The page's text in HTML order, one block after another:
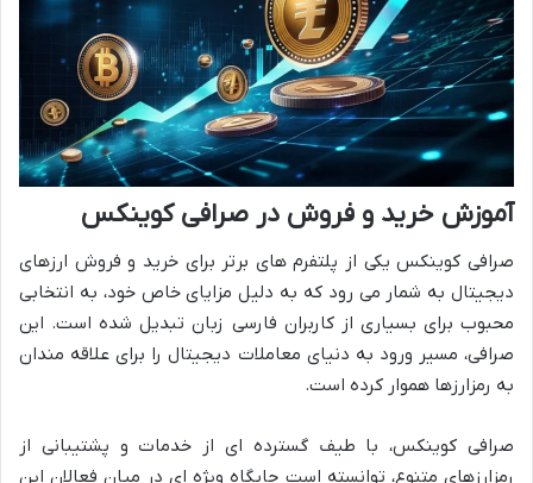
آموزش خرید و فروش در صرافی کوینکس
صرافی کوینکس یکی از پلتفرم های برتر برای خرید و فروش ارزهای
دیجیتال به شمار می رود که به دلیل مزایای خاص خود، به انتخابی
محبوب برای بسیاری از کاربران فارسی زبان تبدیل شده است. این
صرافی، مسیر ورود به دنیای معاملات دیجیتال را برای علاقه مندان
به رمزارزها هموار کرده است.
صرافی کوینکس، با طیف گسترده ای از خدمات و پشتیبانی از
رمزارزهای متنوع، توانسته است جایگاه ویژه ای در میان فعالان این